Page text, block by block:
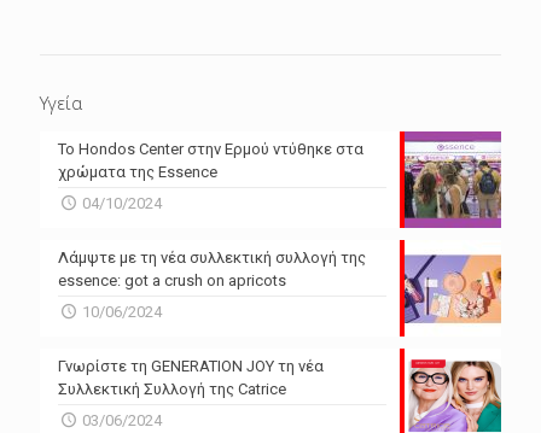
Υγεία
Το Hondos Center στην Ερμού ντύθηκε στα
χρώματα της Essence
04/10/2024
Λάμψτε με τη νέα συλλεκτική συλλογή της
essence: got a crush on apricots
10/06/2024
Γνωρίστε τη GENERATION JOY τη νέα
Συλλεκτική Συλλογή της Catrice
03/06/2024